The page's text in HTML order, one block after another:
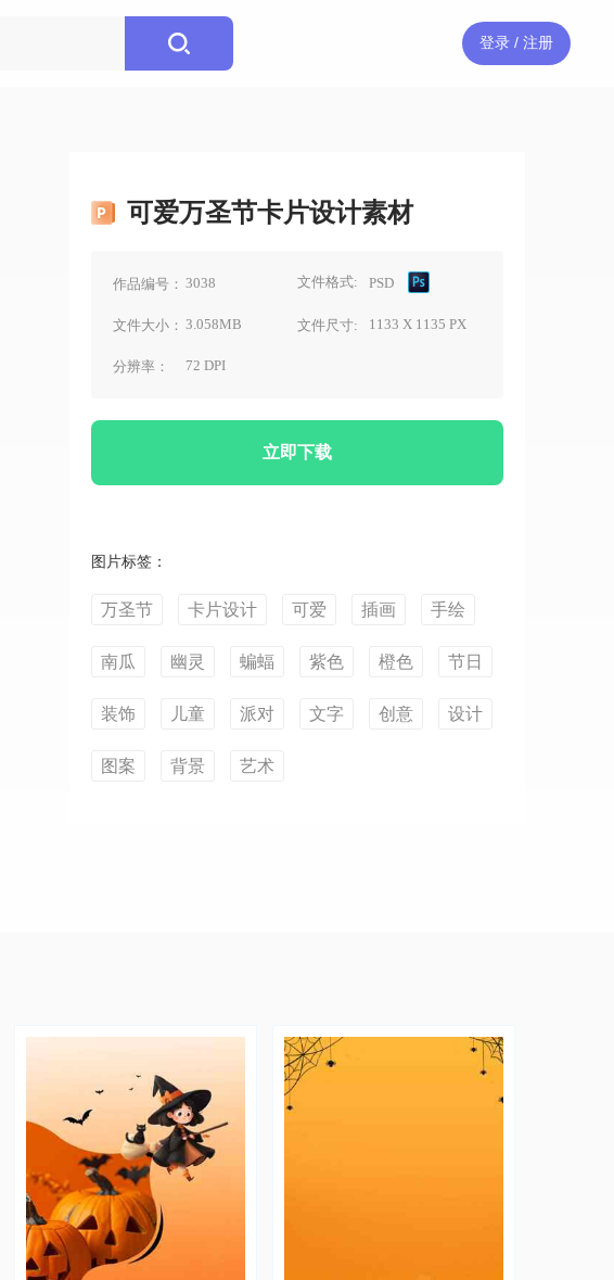
登录 / 注册
可爱万圣节卡片设计素材
作品编号： 3038 文件格式: PSD
文件大小： 3.058MB 文件尺寸: 1133 X 1135 PX
分辨率： 72 DPI
立即下载
图片标签：
万圣节 卡片设计 可爱 插画 手绘
南瓜 幽灵 蝙蝠 紫色 橙色 节日
装饰 儿童 派对 文字 创意 设计
图案 背景 艺术